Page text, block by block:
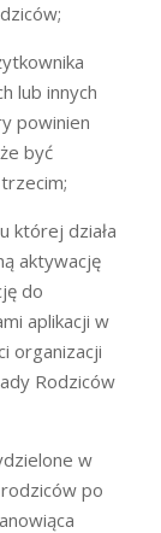
lub innych
powinien
być
której działa
aktywację
do
aplikacji w
organizacji
Rodziców
w
po